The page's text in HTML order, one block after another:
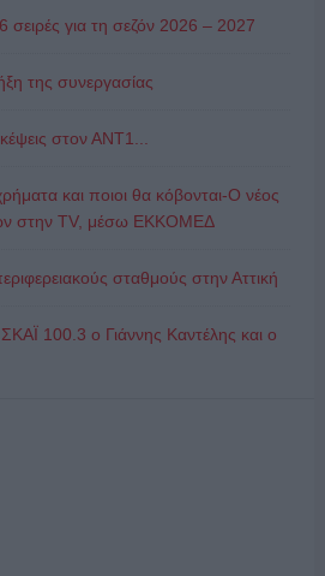
σειρές για τη σεζόν 2026 – 2027
της συνεργασίας
στον ΑΝΤ1...
και ποιοι θα κόβονται-Ο νέος
στην TV, μέσω ΕΚΚΟΜΕΔ
σταθμούς στην Αττική
100.3 ο Γιάννης Καντέλης και ο